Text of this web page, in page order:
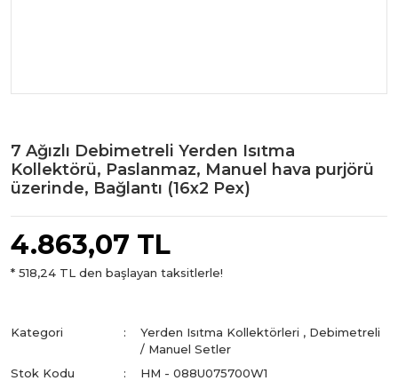
7 Ağızlı Debimetreli Yerden Isıtma
Kollektörü, Paslanmaz, Manuel hava purjörü
üzerinde, Bağlantı (16x2 Pex)
4.863,07 TL
* 518,24 TL den başlayan taksitlerle!
Kategori Yerden Isıtma Kollektörleri , Debimetreli
/ Manuel Setler
Stok Kodu
HM - 088U075700W1